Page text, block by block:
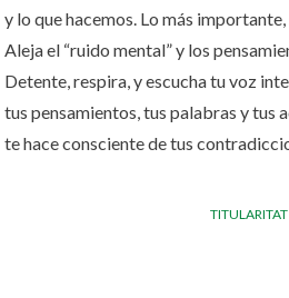
y lo que hacemos. Lo más
Aleja el “ruido mental” y los
Detente, respira, y escucha tu voz
tus pensamientos, tus palabras y tus
te hace consciente de tus
TITULARITAT